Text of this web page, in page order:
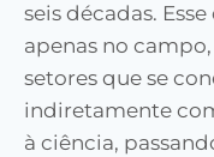
seis décadas.
apenas no
setores que se
indiretamente
à ciência,